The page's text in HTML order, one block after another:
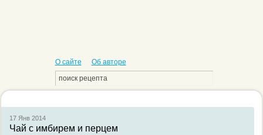
О сайте Об авторе
17 Янв2014
Чай с имбирем и перцем